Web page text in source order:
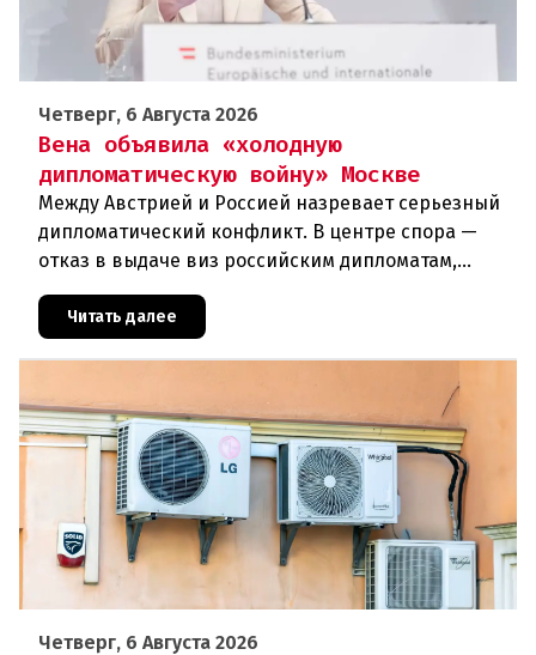
Четверг, 6 Августа 2026
Вена объявила «холодную
дипломатическую войну» Москве
Между Австрией и Россией назревает серьезный
дипломатический конфликт. В центре спора —
отказ в выдаче виз российским дипломатам,
международных организаций, которые
Читать далее
Четверг, 6 Августа 2026